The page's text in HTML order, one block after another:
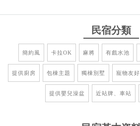
民宿分類
簡約風 卡拉OK 麻將 有戲水池
提供廚房 包棟主題 獨棟別墅 寵物友好
提供嬰兒澡盆 近站牌、車站